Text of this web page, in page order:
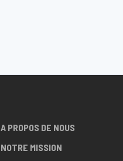
A PROPOS DE NOUS
NOTRE MISSION